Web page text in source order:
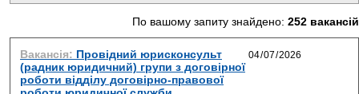
По вашому запиту знайдено: 252 вакансій
Вакансія: Провідний юрисконсульт
(радник юридичний) групи з договірної
роботи відділу договірно-правової